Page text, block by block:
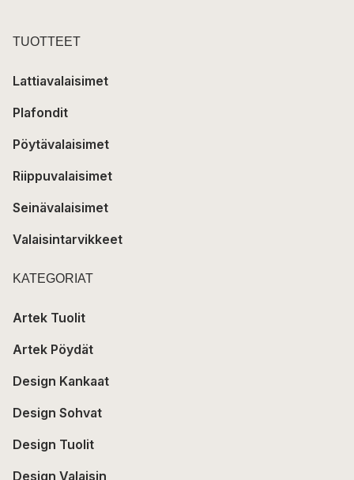
TUOTTEET
Lattiavalaisimet
Plafondit
Pöytävalaisimet
Riippuvalaisimet
Seinävalaisimet
Valaisintarvikkeet
KATEGORIAT
Artek Tuolit
Artek Pöydät
Design Kankaat
Design Sohvat
Design Tuolit
Design Valaisin